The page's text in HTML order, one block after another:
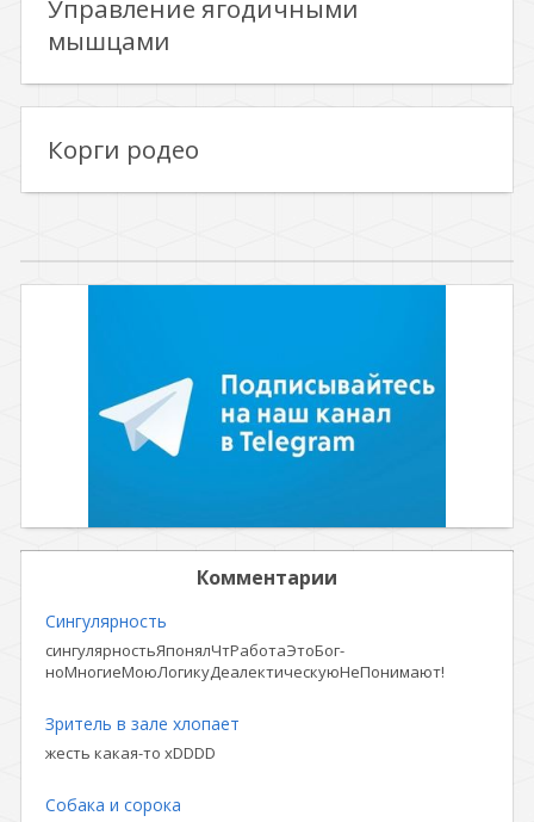
Управление ягодичными
мышцами
Корги родео
Комментарии
Сингулярность
сингулярностьЯпонялЧтРаботаЭтоБог-
ноМногиеМоюЛогикуДеалектическуюНеПонимают!
Зритель в зале хлопает
жесть какая-то xDDDD
Собака и сорока